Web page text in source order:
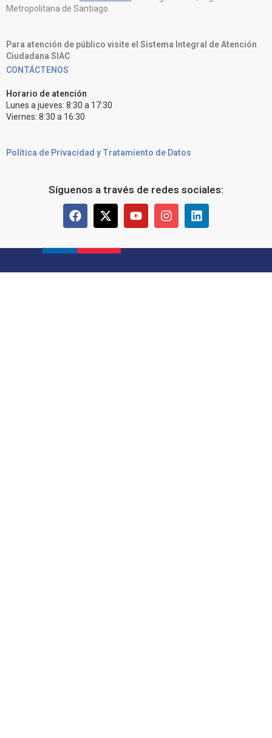
Metropolitana de Santiago.
Para atención de público visite el Sistema Integral de Atención
Ciudadana SIAC
CONTÁCTENOS
Horario de atención
Lunes a jueves: 8:30 a 17:30
Viernes: 8:30 a 16:30
Política de Privacidad y Tratamiento de Datos
Síguenos a través de redes sociales: